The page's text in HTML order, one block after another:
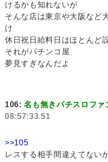
けるかも知れないが
そんな店は東京や大阪など
け
休日祝日給料日はほとんど
それがパチンコ屋
夢見すぎなんだよ
106:名も無きパチスロファ
08:57:33.51
>>105
レスする相手間違えてない